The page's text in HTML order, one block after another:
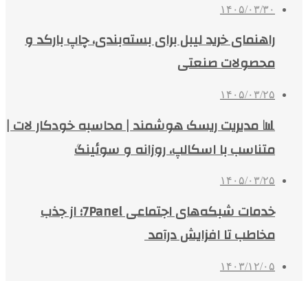
۱۴۰۵/۰۳/۳۰
راهنمای خرید لیبل برای بسته‌بندی، چاپ بارکد و
محصولات صنعتی
۱۴۰۵/۰۳/۲۵
📊 مدیریت ریسک هوشمند | محاسبه خودکار لات |
متناسب با اسکالپ، روزانه و سوئینگ
۱۴۰۵/۰۳/۲۵
خدمات شبکه‌های اجتماعی 7Panel؛ از جذب
مخاطب تا افزایش درآمد
۱۴۰۳/۱۲/۰۵